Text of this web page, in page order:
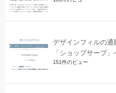
デザインフィルの
「ショップサーブ
151件のビュー